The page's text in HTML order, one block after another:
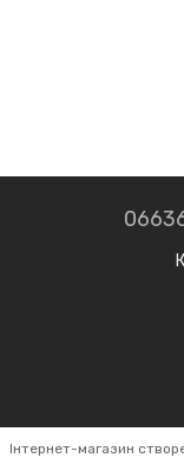
Інтернет-магазин